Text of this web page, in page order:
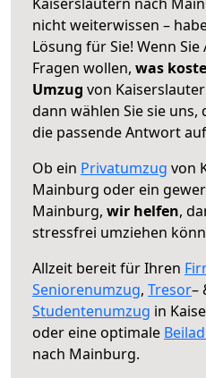
nicht weiterwissen –
Lösung für Sie! Wenn
Fragen wollen, was
Umzug von
dann wählen Sie sie
die passende Antwort
Ob ein Privatumzug von
Mainburg oder ein
Mainburg, wir helfen,
stressfrei umziehen
Allzeit bereit für Ihren
Seniorenumzug, Tresor–
Studentenumzug in
oder eine optimale
nach Mainburg.